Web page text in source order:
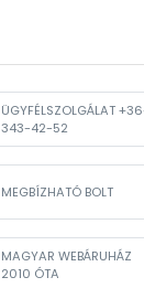
ÜGYFÉLSZOLGÁLAT
343-42-52
MEGBÍZHATÓ BOLT
MAGYAR WEBÁRUHÁZ
2010 ÓTA